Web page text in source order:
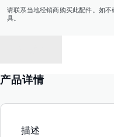
请联系当地经销商购买此配件。如
具。
产品详情
描述